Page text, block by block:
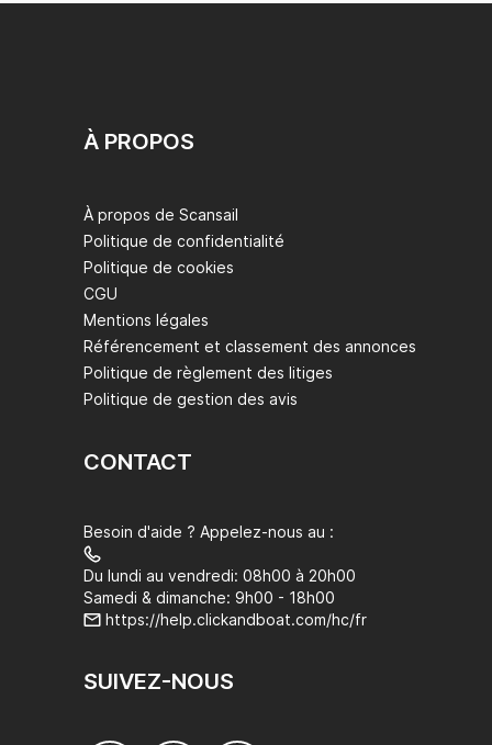
À PROPOS
À propos de Scansail
Politique de confidentialité
Politique de cookies
CGU
Mentions légales
Référencement et classement des annonces
Politique de règlement des litiges
Politique de gestion des avis
CONTACT
Besoin d'aide ? Appelez-nous au :
Du lundi au vendredi: 08h00 à 20h00
Samedi & dimanche: 9h00 - 18h00
https://help.clickandboat.com/hc/fr
SUIVEZ-NOUS